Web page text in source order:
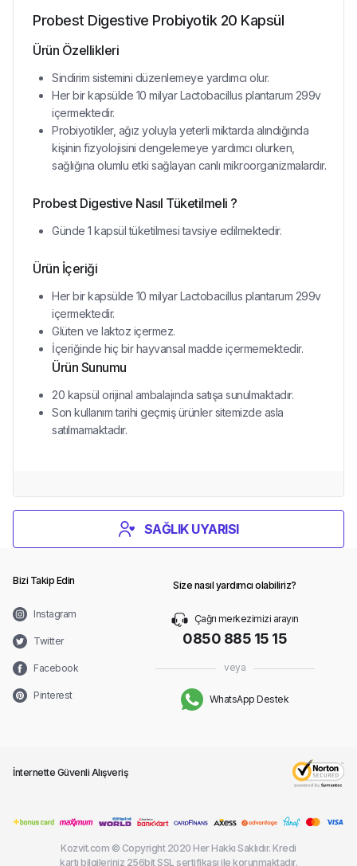
Probest Digestive Probiyotik 20 Kapsül
Ürün Özellikleri
Sindirim sistemini düzenlemeye yardımcı olur.
Her bir kapsülde 10 milyar Lactobacillus plantarum 299v
içermektedir.
Probiyotikler, ağız yoluyla yeterli miktarda alındığında
kişinin fizyolojisini dengelemeye yardımcı olurken,
sağlığına olumlu etki sağlayan canlı mikroorganizmalardır.
Probest Digestive Nasıl Tüketilmeli ?
Günde 1 kapsül tüketilmesi tavsiye edilmektedir.
Ürün İçeriği
Her bir kapsülde 10 milyar Lactobacillus plantarum 299v
içermektedir.
Glüten ve laktoz içermez.
İçeriğinde hiç bir hayvansal madde içermemektedir.
Ürün Sunumu
20 kapsül orijinal ambalajında satışa sunulmaktadır.
Son kullanım tarihi geçmiş ürünler sitemizde asla
satılmamaktadır.
SAĞLIK UYARISI
Bizi Takip Edin
Instagram
Twitter
Facebook
Pinterest
Size nasıl yardımcı olabiliriz?
Çağrı merkezimizi arayın
0850 885 15 15
veya
WhatsApp Destek
İnternette Güvenli Alışveriş
Kozvit.com © Copyright 2020 Her Hakkı Saklıdır. Kredi
kartı bilgileriniz 256bit SSL sertifikası ile korunmaktadır.